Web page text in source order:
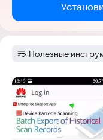
Категория:
Полезные